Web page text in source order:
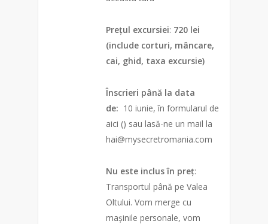
Prețul excursiei: 720 lei
(include corturi, mâncare,
cai, ghid, taxa excursie)
Înscrieri până la data
de: 10 iunie, în formularul de
aici () sau lasă-ne un mail la
hai@mysecretromania.com
Nu este inclus în preț:
Transportul până pe Valea
Oltului. Vom merge cu
mașinile personale, vom